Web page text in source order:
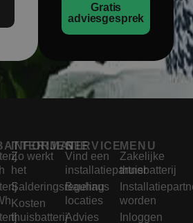
Gratis
adviesgesprek
INFORMATIE
Zo werkt
het
Salderingsregeling
Kosten
thuisbatterij
SERVICE
Vind een
installatiepartner
Bauhaus
locaties
Advies
MENU
Zakelijke
thuisbatterij
worden
Inloggen